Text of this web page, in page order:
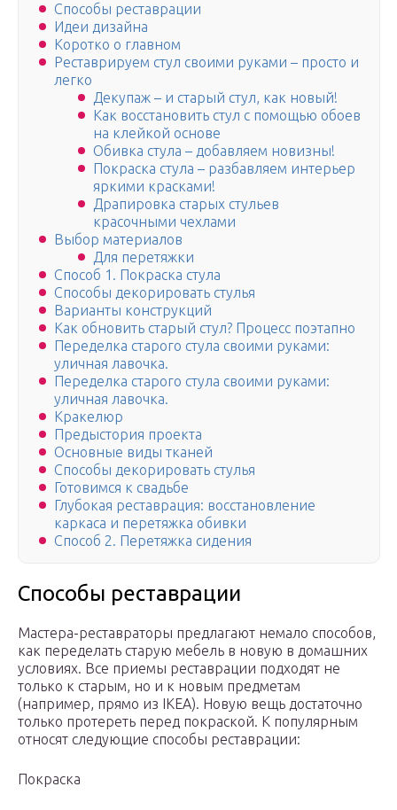
Способы реставрации
Идеи дизайна
Коротко о главном
Реставрируем стул своими руками – просто и
легко
Декупаж – и старый стул, как новый!
Как восстановить стул с помощью обоев
на клейкой основе
Обивка стула – добавляем новизны!
Покраска стула – разбавляем интерьер
яркими красками!
Драпировка старых стульев
красочными чехлами
Выбор материалов
Для перетяжки
Способ 1. Покраска стула
Способы декорировать стулья
Варианты конструкций
Как обновить старый стул? Процесс поэтапно
Переделка старого стула своими руками:
уличная лавочка.
Переделка старого стула своими руками:
уличная лавочка.
Кракелюр
Предыстория проекта
Основные виды тканей
Способы декорировать стулья
Готовимся к свадьбе
Глубокая реставрация: восстановление
каркаса и перетяжка обивки
Способ 2. Перетяжка сидения
Способы реставрации
Мастера-реставраторы предлагают немало способов,
как переделать старую мебель в новую в домашних
условиях. Все приемы реставрации подходят не
только к старым, но и к новым предметам
(например, прямо из IKEA). Новую вещь достаточно
только протереть перед покраской. К популярным
относят следующие способы реставрации:
Покраска